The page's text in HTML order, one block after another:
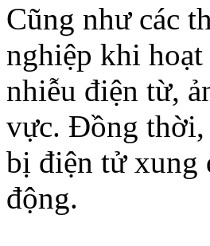
Cũng như các
nghiệp khi hoạt
nhiễu điện từ,
vực. Đồng thời,
bị điện tử xung
động.